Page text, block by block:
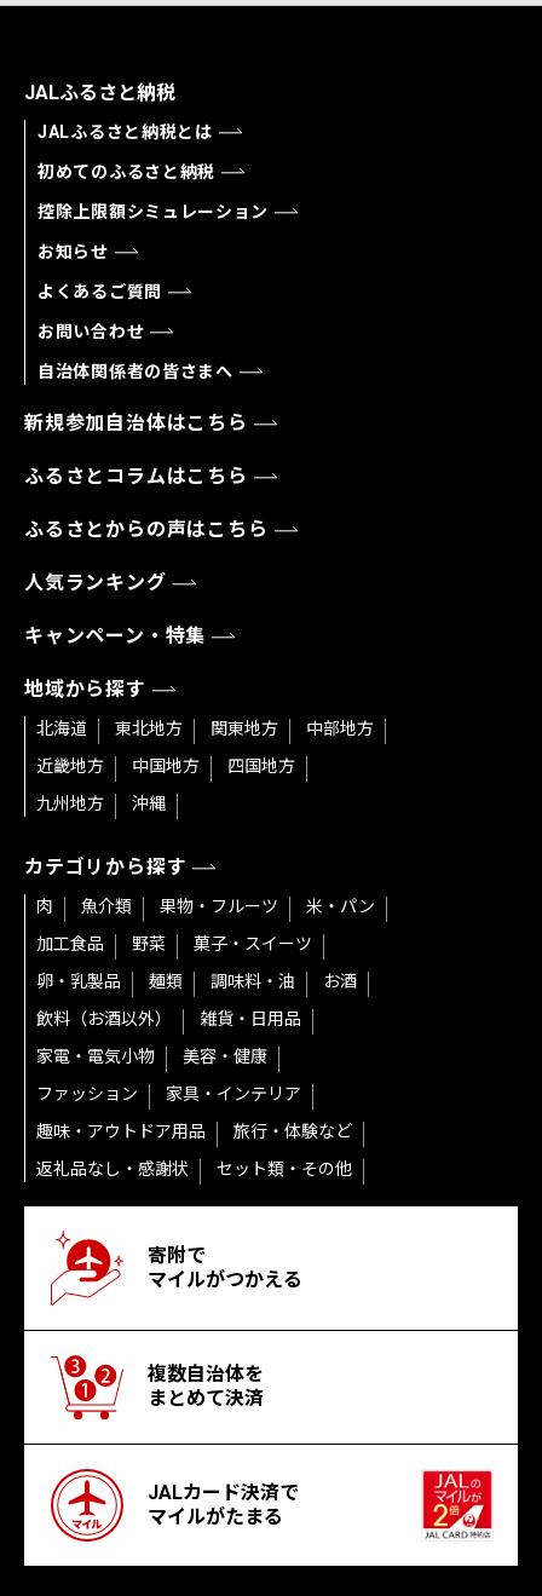
JALふるさと納税
JALふるさと納税とは
初めてのふるさと納税
控除上限額シミュレーション
お知らせ
よくあるご質問
お問い合わせ
自治体関係者の皆さまへ
新規参加自治体はこちら
ふるさとコラムはこちら
ふるさとからの声はこちら
人気ランキング
キャンペーン・特集
地域から探す
北海道 東北地方 関東地方
中部地方
近畿地方
中国地方
四国地方
九州地方
沖縄
カテゴリから探す
肉 魚介類 果物・フルーツ
米・パン
加工食品
野菜
菓子・スイーツ
卵・乳製品
麺類 調味料・油
お酒
飲料（お酒以外）
雑貨・日用品
家電・電気小物
美容・健康
ファッション
家具・インテリア
趣味・アウトドア用品
旅行・体験など
返礼品なし・感謝状
セット類・その他
寄附で
マイルがつかえる
複数自治体を
まとめて決済
JALカード決済で
マイルがたまる